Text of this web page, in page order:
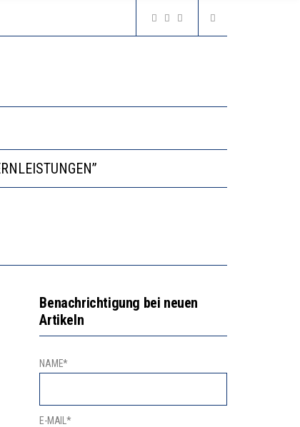
BRINGEN
DAS INNOVATIONSPOTENZIAL
Benachrichtigung bei neuen
Artikeln
NAME*
E-MAIL*